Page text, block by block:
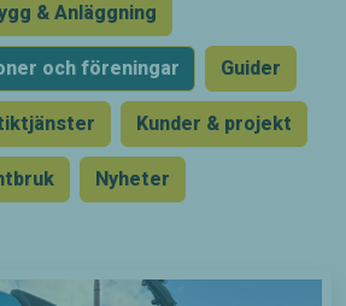
& Anläggning
och föreningar Guider
Kunder & projekt
Nyheter